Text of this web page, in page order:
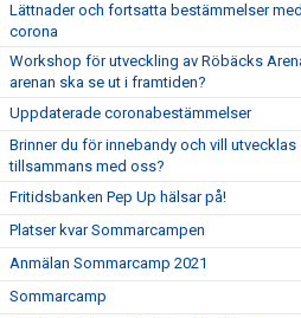
Lättnader och fortsatta bestämmelser
corona
Workshop för utveckling av Röbäcks
arenan ska se ut i framtiden?
Uppdaterade coronabestämmelser
Brinner du för innebandy och vill
tillsammans med oss?
Fritidsbanken Pep Up hälsar på!
Platser kvar Sommarcampen
Anmälan Sommarcamp 2021
Sommarcamp